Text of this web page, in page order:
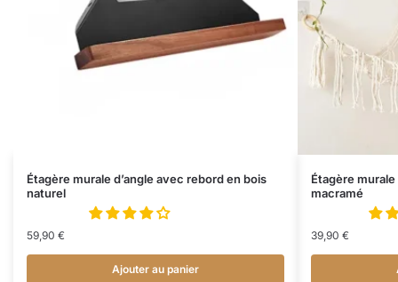
Étagère murale d’angle avec rebord en bois
naturel
59,90 €
Ajouter au panier
Étagère
macramé
39,90 €